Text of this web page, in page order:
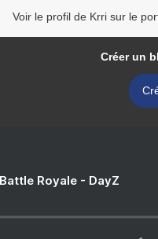
Voir le profil de Krri sur le
Créer un
Royale - DayZ